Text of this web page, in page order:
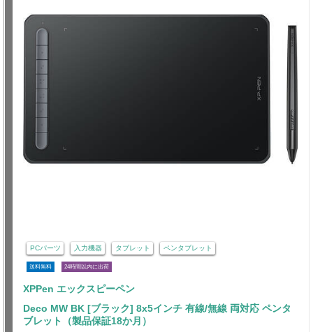
PCパーツ 入力機器 タブレット ペンタブレット
送料無料 24時間以内に出荷
XPPen エックスピーペン
Deco MW BK [ブラック] 8x5インチ 有線/無線 両対応 ペンタ
ブレット（製品保証18か月）